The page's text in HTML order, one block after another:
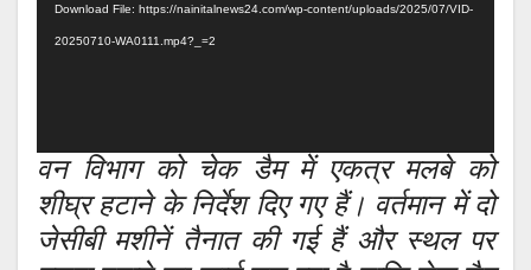
Download File: https://nainitalnews24.com/wp-content/uploads/2025/07/VID-
20250710-WA0111.mp4?_=2
वन विभाग को चेक डैम में एकत्र मलबे को
शीघ्र हटाने के निर्देश दिए गए हैं। वर्तमान में दो
जेसीबी मशीनें तैनात की गई हैं और स्थल पर